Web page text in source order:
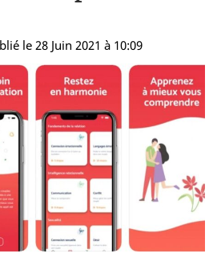
le 28 Juin 2021 à 10:09